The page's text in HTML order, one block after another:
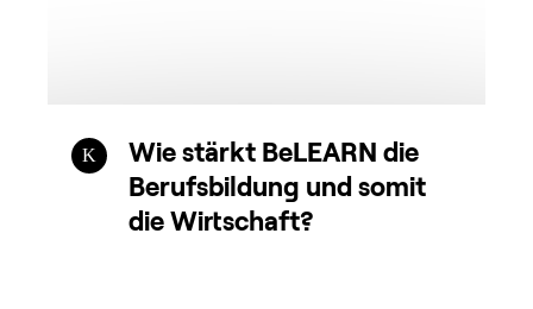
Wie stärkt BeLEARN die
Berufsbildung und somit
die Wirtschaft?